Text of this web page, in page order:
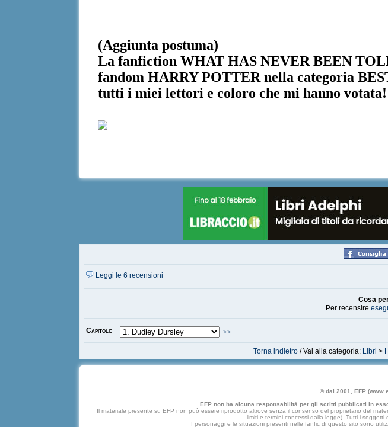
(Aggiunta postuma)
La fanfiction WHAT HAS NEVER BEEN
fandom HARRY POTTER nella categoria
tutti i miei lettori e coloro che mi hanno votata!
Leggi le 6 recensioni
Cosa
Per recensire
Capitoli: >>
Torna indietro/ Vai alla categoria: Libri >
© dal 2001, EFP
EFP non ha alcuna responsabilità per gli scritti pubblicati in
Il materiale presente su EFP non può essere riprodotto altrove senza il consenso del proprietario del
limiti e termini concessi dalla legge). Tutti i
I personaggi e le situazioni presenti nelle fanfic di questo sito sono